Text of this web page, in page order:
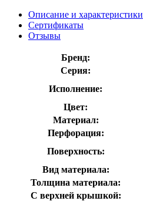
Описание и характеристики
Сертификаты
Отзывы
Бренд:
Серия:
Исполнение:
Цвет:
Материал:
Перфорация:
Поверхность:
Вид материала:
Толщина материала:
С верхней крышкой: